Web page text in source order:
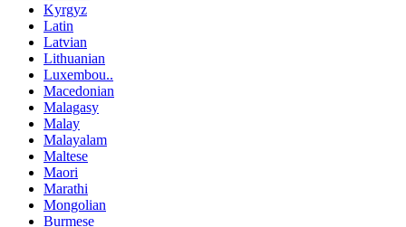
Kyrgyz
Latin
Latvian
Lithuanian
Luxembou..
Macedonian
Malagasy
Malay
Malayalam
Maltese
Maori
Marathi
Mongolian
Burmese